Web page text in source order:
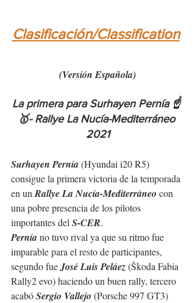
Clasificación/Classification
(Versión Española)
La primera para Surhayen Pernía ☝️
🥇- Rallye La Nucía-Mediterráneo
2021
Surhayen Pernía (Hyundai i20 R5)
consigue la primera victoria de la temporada
en un Rallye La Nucía-Mediterráneo con
una pobre presencia de los pilotos
importantes del S-CER.
Pernía no tuvo rival ya que su ritmo fue
imparable para el resto de participantes,
segundo fue José Luis Peláez (Škoda Fabia
Rally2 evo) haciendo un buen rally, tercero
acabó Sergio Vallejo (Porsche 997 GT3)